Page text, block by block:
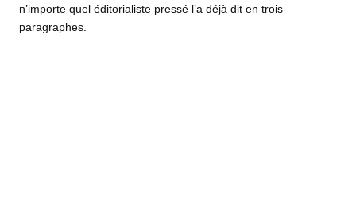
n’importe quel éditorialiste pressé l’a déjà dit en trois
paragraphes.